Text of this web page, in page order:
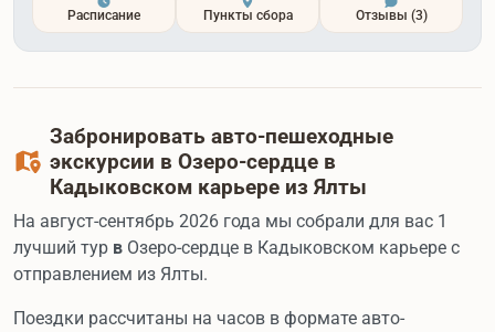
Расписание Пункты сбора Отзывы (3)
Забронировать авто-пешеходные
экскурсии в Озеро-сердце в
Кадыковском карьере из Ялты
На август-сентябрь 2026 года мы собрали для вас 1
лучший тур в Озеро-сердце в Кадыковском карьере с
отправлением из Ялты.
Поездки рассчитаны на часов в формате авто-